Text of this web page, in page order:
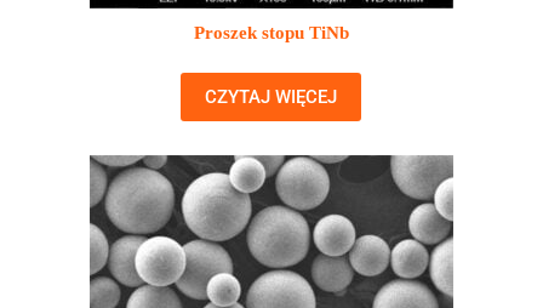
Proszek stopu TiNb
CZYTAJ WIĘCEJ